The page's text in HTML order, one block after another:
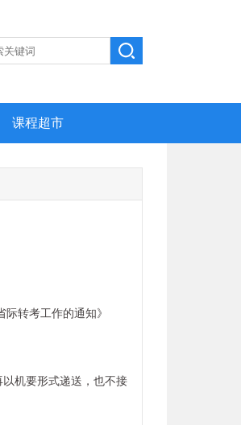
课程超市
转考工作的通知》
机要形式递送，也不接